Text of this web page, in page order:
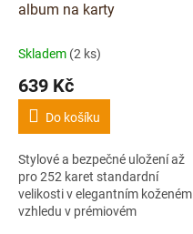
album na karty
Skladem (2 ks)
639 Kč
Do košíku
Stylové a bezpečné uložení až
pro 252 karet standardní
velikosti v elegantním koženém
vzhledu v prémiovém